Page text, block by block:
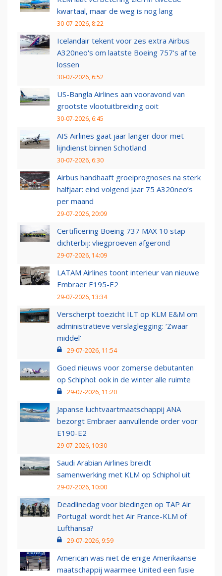
kwartaal, maar de weg is nog lang
30-07-2026, 8:22
Icelandair tekent voor zes extra Airbus
A320neo's om laatste Boeing 757's af te
lossen
30-07-2026, 6:52
US-Bangla Airlines aan vooravond van
grootste vlootuitbreiding ooit
30-07-2026, 6:45
AIS Airlines gaat jaar langer door met
lijndienst binnen Schotland
30-07-2026, 6:30
Airbus handhaaft groeiprognoses na sterk
halfjaar: eind volgend jaar 75 A320neo’s
per maand
29-07-2026, 20:09
Certificering Boeing 737 MAX 10 stap
dichterbij: vliegproeven afgerond
29-07-2026, 14:09
LATAM Airlines toont interieur van nieuwe
Embraer E195-E2
29-07-2026, 13:34
Verscherpt toezicht ILT op KLM E&M om
administratieve verslaglegging: ‘Zwaar
middel’
29-07-2026, 11:54
Goed nieuws voor zomerse debutanten
op Schiphol: ook in de winter alle ruimte
29-07-2026, 11:20
Japanse luchtvaartmaatschappij ANA
bezorgt Embraer aanvullende order voor
E190-E2
29-07-2026, 10:30
Saudi Arabian Airlines breidt
samenwerking met KLM op Schiphol uit
29-07-2026, 10:00
Deadlinedag voor biedingen op TAP Air
Portugal: wordt het Air France-KLM of
Lufthansa?
29-07-2026, 9:59
American was niet de enige Amerikaanse
maatschappij waarmee United een fusie